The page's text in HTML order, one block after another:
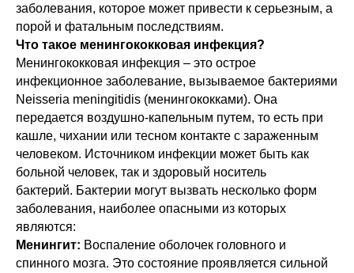
заболевания, которое может привести к серьезным, а
порой и фатальным последствиям.
Что такое менингококковая инфекция?
Менингококковая инфекция – это острое
инфекционное заболевание, вызываемое бактериями
Neisseria meningitidis (менингококками). Она
передается воздушно-капельным путем, то есть при
кашле, чихании или тесном контакте с зараженным
человеком. Источником инфекции может быть как
больной человек, так и здоровый носитель
бактерий. Бактерии могут вызвать несколько форм
заболевания, наиболее опасными из которых
являются:
Менингит: Воспаление оболочек головного и
спинного мозга. Это состояние проявляется сильной